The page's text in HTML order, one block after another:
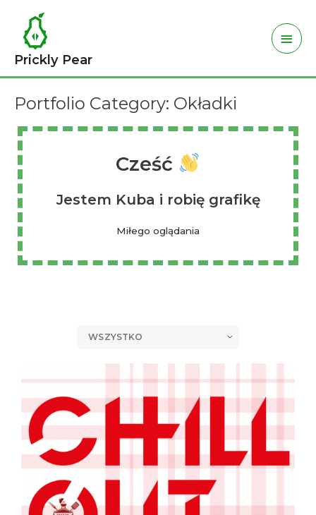
content
Prickly Pear
Portfolio Category: Okładki
Cześć
Jestem Kuba i robię grafikę
Miłego oglądania